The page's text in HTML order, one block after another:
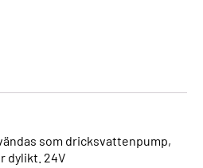
som dricksvattenpump,
dylikt. 24V